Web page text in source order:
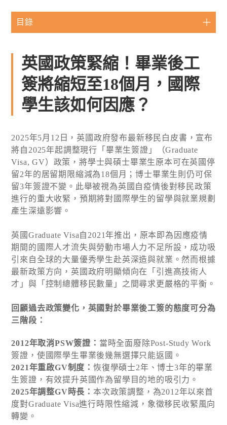
目錄
英國政策緊縮！畢業後工
簽將縮短至18個月，國際
學生該如何因應？
2025年5月12日，英國政府發布最新移民白皮書，宣布
將自2025年起調整現行「畢業生簽證」（Graduate
Visa, GV）政策，將學士與碩士畢業生原本可在英國停
留2年的居留期限縮減為18個月；博士畢業生則仍可保
留3年簽證不變。此舉被視為英國自疫情後對移民政策
進行的重大收緊，預期將對國際學生的留學與就業規劃
產生深遠影響。
英國Graduate Visa自2021年推出，原本即為因應疫情
期間的國際人才流失與勞動市場人力不足所設，成功吸
引來自全球的大量優秀學生赴英深造與就業。然而根據
最新政策方向，英國政府明顯傾向在「引進高技術人
才」與「控制總體移民數量」之間尋求更嚴格的平衡。
回顧過去政策變化，英國對於畢業後工簽的態度可分為
三階段：
2012年取消PSW簽證： 當時全面廢除Post-Study Work
簽證，使國際學生畢業後幾無選擇只能返國。
2021年重啟GV制度：恢復學碩士2年、博士3年的畢業
生簽證，有效提升英國作為留學目的地的吸引力。
2025年調整GV時長：本次政策調整，為2012年以來首
度對Graduate Visa進行時限性縮減，象徵移民收緊風向
轉變。